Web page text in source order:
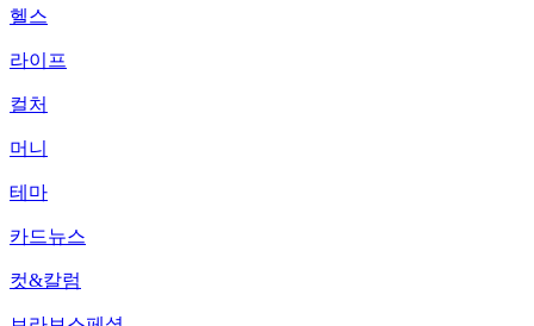
헬스
라이프
컬처
머니
테마
카드뉴스
컷&칼럼